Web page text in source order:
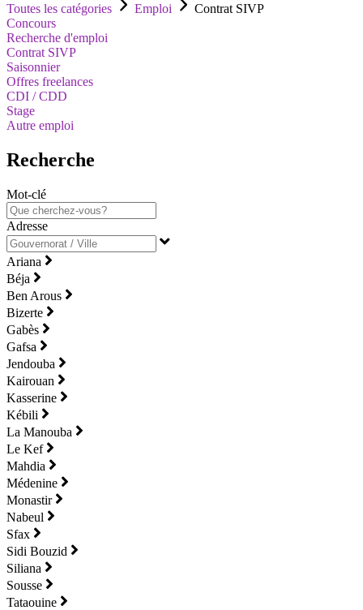
Toutes les catégories Emploi
Contrat SIVP
Concours
Recherche d'emploi
Contrat SIVP
Saisonnier
Offres freelances
CDI / CDD
Stage
Autre emploi
Recherche
Mot-clé
Adresse
Ariana
Béja
Ben Arous
Bizerte
Gabès
Gafsa
Jendouba
Kairouan
Kasserine
Kébili
La Manouba
Le Kef
Mahdia
Médenine
Monastir
Nabeul
Sfax
Sidi Bouzid
Siliana
Sousse
Tataouine